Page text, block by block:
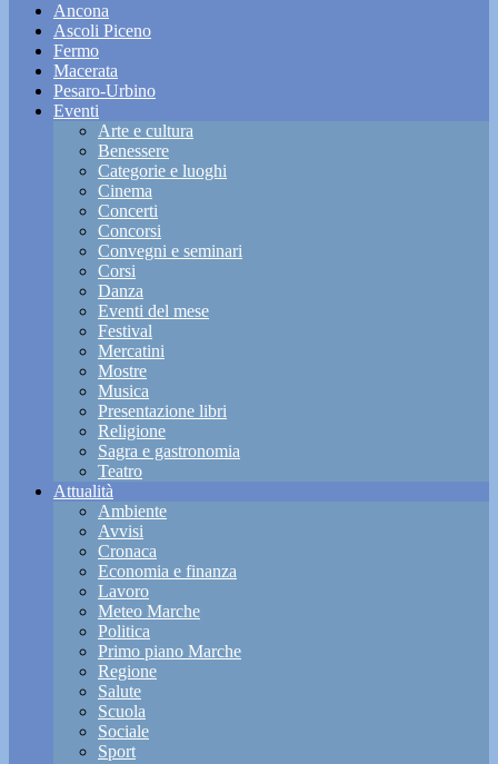
Ancona
Ascoli Piceno
Fermo
Macerata
Pesaro-Urbino
Eventi
Arte e cultura
Benessere
Categorie e luoghi
Cinema
Concerti
Concorsi
Convegni e seminari
Corsi
Danza
Eventi del mese
Festival
Mercatini
Mostre
Musica
Presentazione libri
Religione
Sagra e gastronomia
Teatro
Attualità
Ambiente
Avvisi
Cronaca
Economia e finanza
Lavoro
Meteo Marche
Politica
Primo piano Marche
Regione
Salute
Scuola
Sociale
Sport